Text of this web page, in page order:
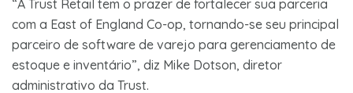
“A Trust Retail tem o prazer de fortalecer sua parceria
com a East of England Co-op, tornando-se seu principal
parceiro de software de varejo para gerenciamento de
estoque e inventário”, diz Mike Dotson, diretor
administrativo da Trust.